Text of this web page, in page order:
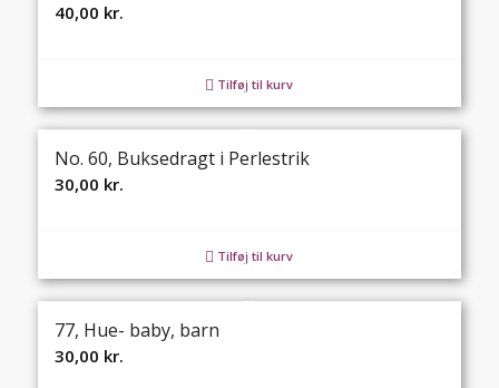
40,00 kr.
Tilføj til kurv
No. 60, Buksedragt i Perlestrik
30,00 kr.
Tilføj til kurv
77, Hue- baby, barn
30,00 kr.